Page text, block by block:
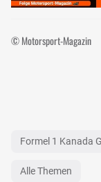
© Motorsport-Magazin
Formel 1 Kanada
Alle Themen